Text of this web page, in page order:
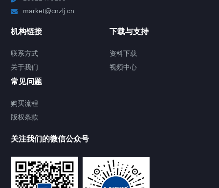
TCU温度控制单元
Chiller气体控温系统
Chamber试验箱
market@cnzlj.cn
机构链接
联系方式
关于我们
下载与支持
资料下载
视频中心
常见问题
购买流程
版权条款
关注我们的微信公众号